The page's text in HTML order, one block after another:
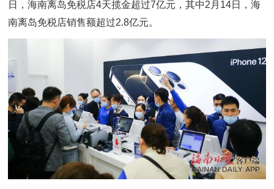
日，海南离岛免税店4天揽金超过7亿元，其中2月14日，海
南离岛免税店销售额超过2.8亿元。